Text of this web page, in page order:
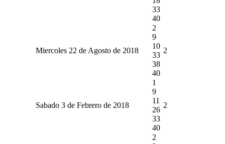
33
40
Miercoles 22 de Agosto de 2018
2
9
10
33
38
40
2
Sabado 3 de Febrero de 2018
1
9
11
26
33
40
2
2